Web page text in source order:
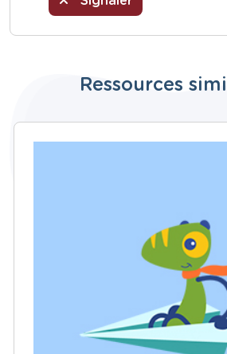
Ressources